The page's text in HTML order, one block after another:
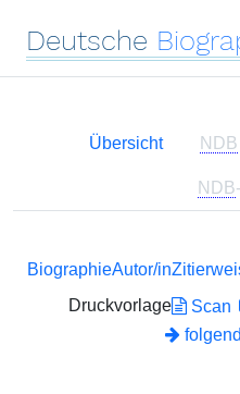
Deutsche
Übersicht NDB
NDB
BiographieAutor/in
Druckvorlage
Scan